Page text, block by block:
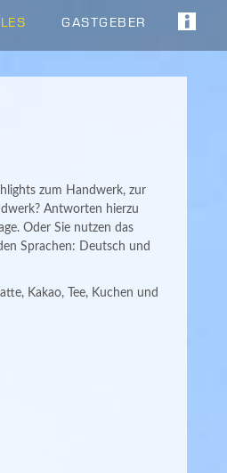
GASTGEBER
zum Handwerk, zur
Antworten hierzu
Oder Sie nutzen das
Sprachen: Deutsch und
Kakao, Tee, Kuchen und